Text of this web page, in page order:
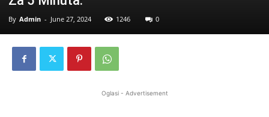
By Admin - June 27, 2024 1246 0
Oglasi - Advertisement